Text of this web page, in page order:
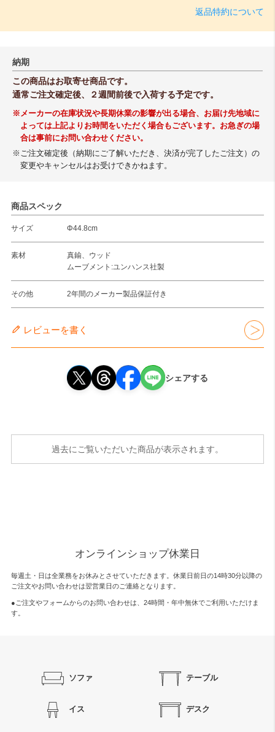
返品特約について
納期
この商品はお取寄せ商品です。
通常ご注文確定後、２週間前後で入荷する予定です。
※メーカーの在庫状況や長期休業の影響が出る場合、お届け先地域に
よっては上記よりお時間をいただく場合もございます。お急ぎの場
合は事前にお問い合わせください。
※ご注文確定後（納期にご了解いただき、決済が完了したご注文）の
変更やキャンセルはお受けできかねます。
商品スペック
サイズ Φ44.8cm
素材
真鍮、ウッド
ムーブメント:ユンハンス社製
その他 2年間のメーカー製品保証付き
レビューを書く
シェアする
過去にご覧いただいた商品が表示されます。
オンラインショップ休業日
毎週土・日は全業務をお休みとさせていただきます。休業日前日の14時30分以降の
ご注文やお問い合わせは翌営業日のご連絡となります。
●ご注文やフォームからのお問い合わせは、 24時間・年中無休でご利用いただけま
す。
ソファ テーブル
イス デスク